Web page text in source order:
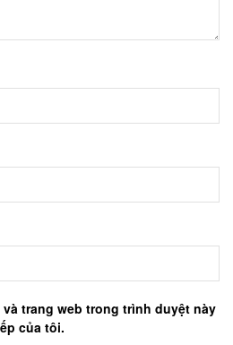
trang web trong trình duyệt này
của tôi.